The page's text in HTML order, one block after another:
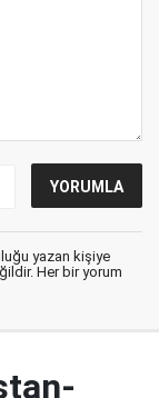
yazan kişiye
Her bir yorum